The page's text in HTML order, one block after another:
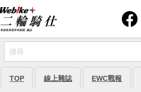
TOP 線上雜誌 EWC戰報